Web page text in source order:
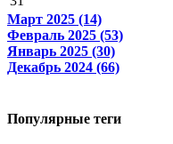
Март 2025 (14)
Февраль 2025 (53)
Январь 2025 (30)
Декабрь 2024 (66)
Популярные теги